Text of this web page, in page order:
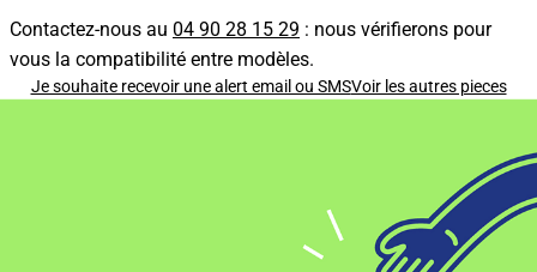
Contactez-nous au 04 90 28 15 29 : nous vérifierons pour
vous la compatibilité entre modèles.
Je souhaite recevoir une alert email ou SMSVoir les autres pieces